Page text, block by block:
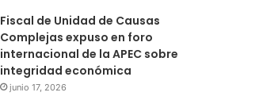
Fiscal de Unidad de Causas
Complejas expuso en foro
internacional de la APEC sobre
integridad económica
junio 17, 2026